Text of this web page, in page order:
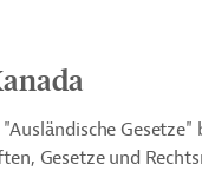
"Ausländische Gesetze"
Gesetze und